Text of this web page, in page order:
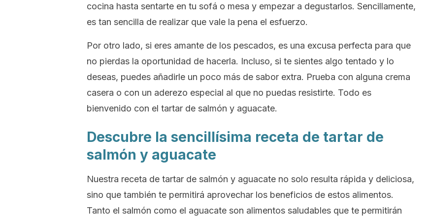
cocina hasta sentarte en tu sofá o mesa y empezar a degustarlos. Sencillamente,
es tan sencilla de realizar que vale la pena el esfuerzo.
Por otro lado, si eres amante de los pescados, es una excusa perfecta para que
no pierdas la oportunidad de hacerla. Incluso, si te sientes algo tentado y lo
deseas, puedes añadirle un poco más de sabor extra. Prueba con alguna crema
casera o con un aderezo especial al que no puedas resistirte. Todo es
bienvenido con el tartar de salmón y aguacate.
Descubre la sencillísima receta de tartar de
salmón y aguacate
Nuestra receta de tartar de salmón y aguacate no solo resulta rápida y deliciosa,
sino que también te permitirá aprovechar los beneficios de estos alimentos.
Tanto el salmón como el aguacate son alimentos saludables que te permitirán